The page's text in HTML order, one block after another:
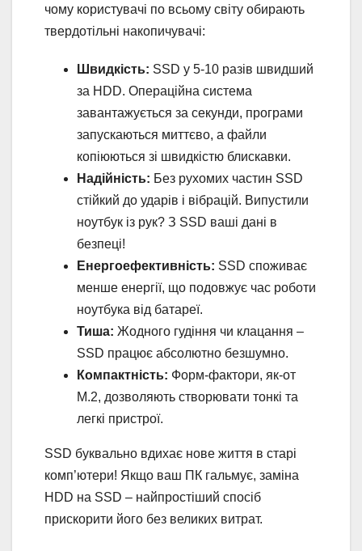
чому користувачі по всьому світу обирають
твердотільні накопичувачі:
Швидкість: SSD у 5-10 разів швидший
за HDD. Операційна система
завантажується за секунди, програми
запускаються миттєво, а файли
копіюються зі швидкістю блискавки.
Надійність: Без рухомих частин SSD
стійкий до ударів і вібрацій. Випустили
ноутбук із рук? З SSD ваші дані в
безпеці!
Енергоефективність: SSD споживає
менше енергії, що подовжує час роботи
ноутбука від батареї.
Тиша: Жодного гудіння чи клацання –
SSD працює абсолютно безшумно.
Компактність: Форм-фактори, як-от
M.2, дозволяють створювати тонкі та
легкі пристрої.
SSD буквально вдихає нове життя в старі
комп’ютери! Якщо ваш ПК гальмує, заміна
HDD на SSD – найпростіший спосіб
прискорити його без великих витрат.